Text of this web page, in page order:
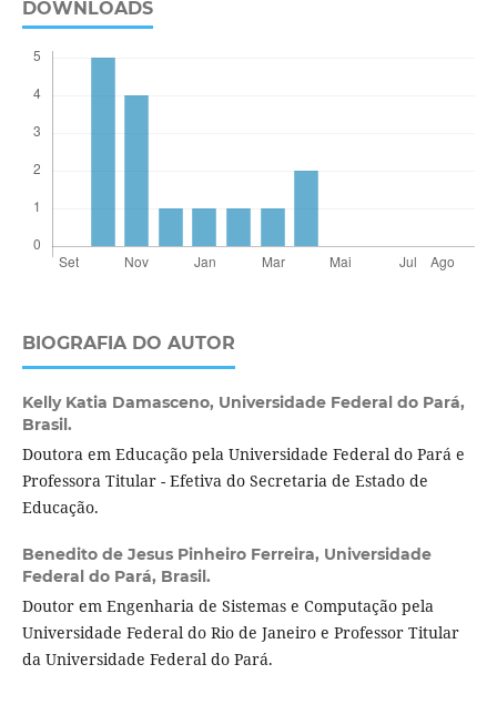
DOWNLOADS
BIOGRAFIA DO AUTOR
Kelly Katia Damasceno, Universidade Federal do Pará,
Brasil.
Doutora em Educação pela Universidade Federal do Pará e
Professora Titular - Efetiva do Secretaria de Estado de
Educação.
Benedito de Jesus Pinheiro Ferreira, Universidade
Federal do Pará, Brasil.
Doutor em Engenharia de Sistemas e Computação pela
Universidade Federal do Rio de Janeiro e Professor Titular
da Universidade Federal do Pará.